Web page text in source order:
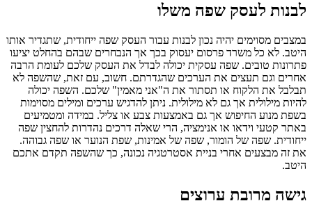
לבנות לעסק שפה משלו
במצבים מסוימים יהיה נכון לבנות עבור העסק שפה ייחודית, שתגדיר אותו
היטב. לא כל משרד פרסום יעסוק בכך אך הנבחרים שבהם בהחלט יציעו
פתרונות טובים. שפה עסקית יכולה לבדל את העסק שלכם לעומת הרבה
אחרים וגם תעצים את הערכים שהגדרתם. חשוב, עם זאת, שהשפה לא
תבלבל את הלקוח או תסתור את ה"אני מאמין" שלכם. השפה יכולה
להיות מילולית אך גם לא מילולית. ניתן להדגיש ערכים ומילים מסוימות
בשפת מנוע החיפוש אך גם באמצעות צבע או צליל. במידה ומטמיעים
באתר קטעי וידאו או אנימציה, הרי שאלה דרכים נהדרות להחצין שפה
ייחודית. שפה של הומור, שפה של אמינות, שפת הנוער או שפה גבוהה.
את זה מבצעים אחרי בניית אסטרטגיה נכונה, כך שהשפה תקדם אתכם
היטב.
גישה מרובת ערוצים